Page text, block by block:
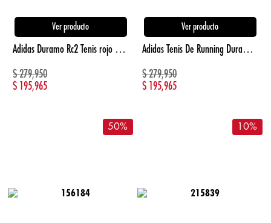
Ver producto
Adidas Duramo Rc2 Tenis rojo de hombre para correr
$279,950
$ 195,965
Ver producto
Adidas Tenis De Running Duramo Rc2 blanco de mujer para correr
$279,950
$ 195,965
50% 10%